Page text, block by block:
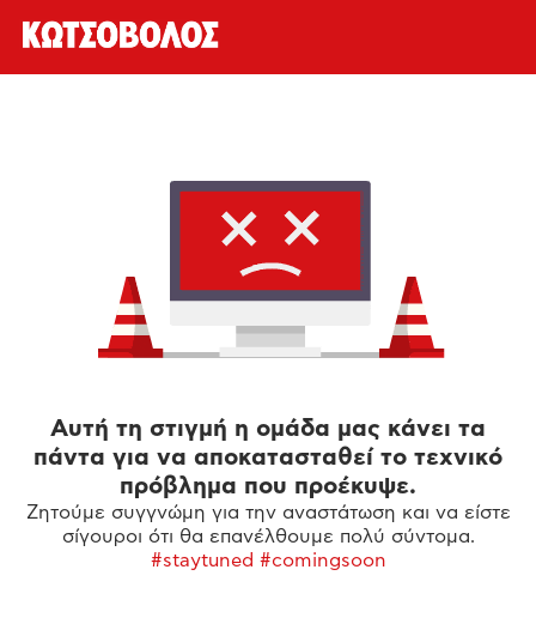
Αυτή τη στιγμή η ομάδα μας κάνει τα
πάντα για να αποκατασταθεί το τεχνικό
πρόβλημα που προέκυψε.
Ζητούμε συγγνώμη για την αναστάτωση και να είστε
σίγουροι ότι θα επανέλθουμε πολύ σύντομα.
#staytuned #comingsoon